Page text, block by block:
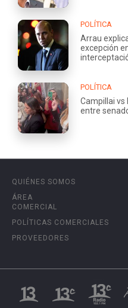
POLÍTICA
Arrau
excepción
POLÍTICA
Campillai vs
entre
QUIÉNES SOMOS
ÁREA
COMERCIAL
POLÍTICAS COMERCIALES
PROVEEDORES